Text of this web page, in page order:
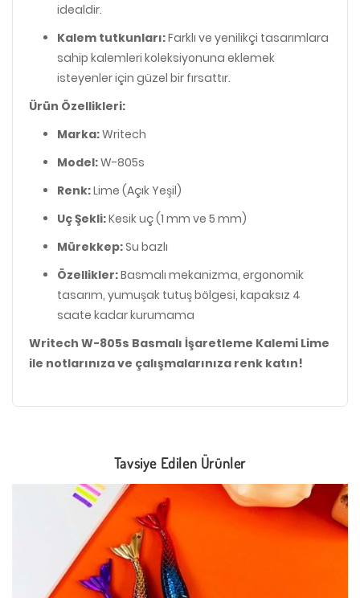
idealdir.
Kalem tutkunları:Farklı ve yenilikçi tasarımlara
sahip kalemleri koleksiyonuna eklemek
isteyenler için güzel bir fırsattır.
Ürün Özellikleri:
Marka:Writech
Model:W-805s
Renk:Lime (Açık Yeşil)
Uç Şekli:Kesik uç (1 mm ve 5 mm)
Mürekkep:Su bazlı
Özellikler:Basmalı mekanizma, ergonomik
tasarım, yumuşak tutuş bölgesi, kapaksız 4
saate kadar kurumama
Writech W-805s Basmalı İşaretleme Kalemi Lime
ile notlarınıza ve çalışmalarınıza renk katın!
Tavsiye Edilen Ürünler